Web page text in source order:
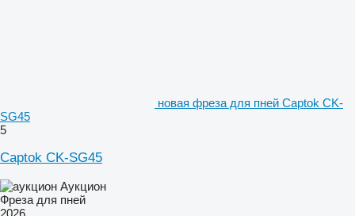
новая фреза для пней Captok CK-
SG45
5
Captok CK-SG45
Аукцион
Фреза для пней
2026